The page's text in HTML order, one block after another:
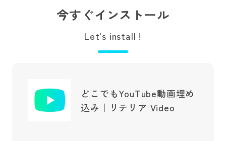
今すぐインストール
Let's install !
どこでもYouTube動画埋め
込み｜リテリア Video